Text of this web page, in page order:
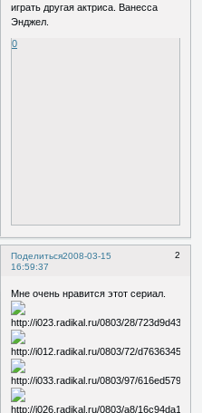
играть другая актриса. Ванесса
Энджел.
0
Поделиться 2
2008-03-15
16:59:37
Мне очень нравится этот сериал.